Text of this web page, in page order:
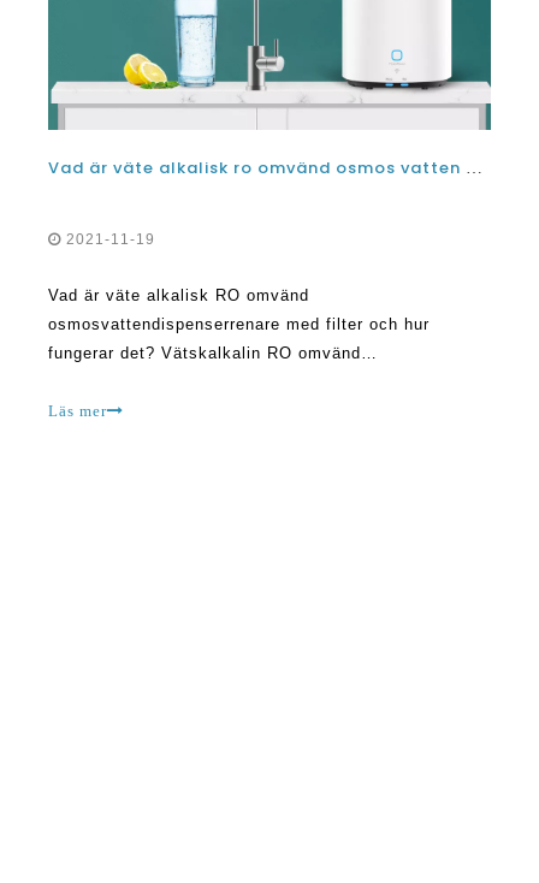
2021-11-19
Vad är väte alkalisk RO omvänd
osmosvattendispenserrenare med filter och hur
fungerar det? Vätskalkalin RO omvänd
kvaliteten och smaken av vatten, vilket gör det säkert
Läs mer